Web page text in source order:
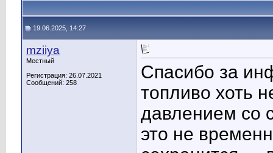
19.06.2025, 14:27
mziiya
Местный
Регистрация: 26.07.2021
Сообщений: 258
Спасибо за
топливо хоть
давлением со
это не